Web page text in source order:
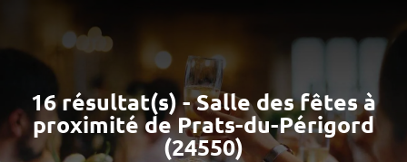
16 résultat(s) - Salle des fêtes à
proximité de Prats-du-Périgord
(24550)